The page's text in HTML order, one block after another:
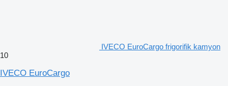
IVECO EuroCargo frigorifik kamyon
10
IVECO EuroCargo